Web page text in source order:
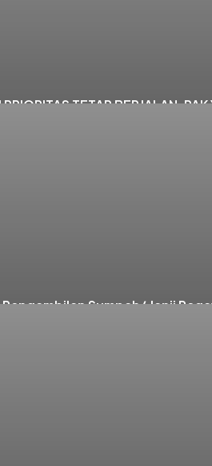
TETAP BERJALAN,
Sumpah/ Janji